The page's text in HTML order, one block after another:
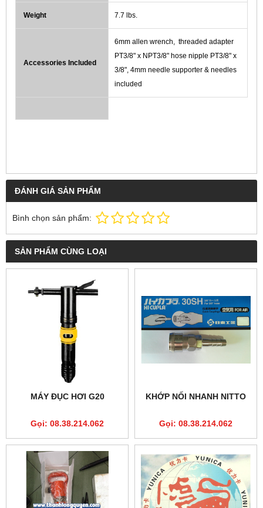
Weight 7.7 lbs.
Accessories Included
6mm allen wrench, threaded adapter
PT3/8" x NPT3/8" hose nipple PT3/8" x
3/8", 4mm needle supporter & needles
included
ĐÁNH GIÁ SẢN PHẨM
Bình chọn sản phẩm:
SẢN PHẨM CÙNG LOẠI
MÁY ĐỤC HƠI G20
Gọi: 08.38.214.062
KHỚP NỐI NHANH NITTO
Gọi: 08.38.214.062